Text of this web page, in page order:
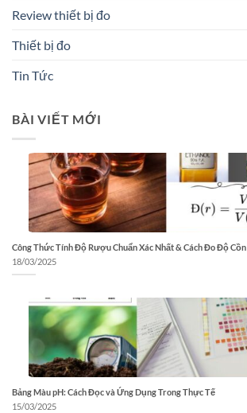
Review thiết bị đo
Thiết bị đo
Tin Tức
BÀI VIẾT MỚI
Công Thức Tính Độ Rượu Chuẩn Xác Nhất & Cách Đo Độ
18/03/2025
Bảng Màu pH: Cách Đọc và Ứng Dụng Trong Thực Tế
15/03/2025